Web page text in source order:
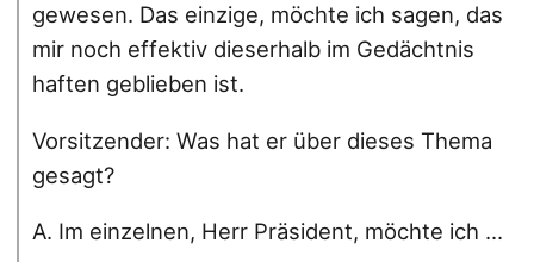
gewesen. Das einzige, möchte ich sagen, das
mir noch effektiv dieserhalb im Gedächtnis
haften geblieben ist.
Vorsitzender: Was hat er über dieses Thema
gesagt?
A. Im einzelnen, Herr Präsident, möchte ich ...